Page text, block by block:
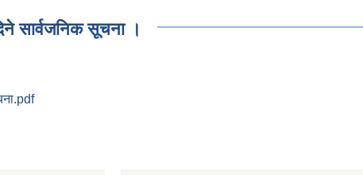
सार्वजनिक सूचना ।